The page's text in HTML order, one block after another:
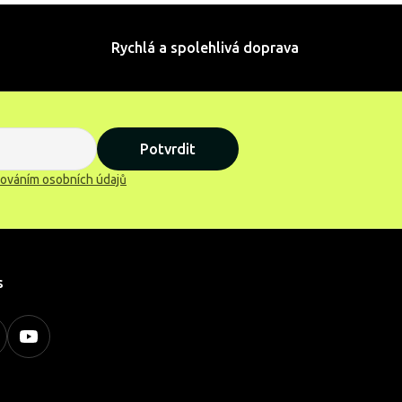
Rychlá a spolehlivá doprava
Potvrdit
osobních údajů